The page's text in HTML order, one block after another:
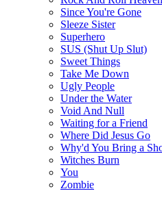
Since You're Gone
Sleeze Sister
Superhero
SUS (Shut Up Slut)
Sweet Things
Take Me Down
Ugly People
Under the Water
Void And Null
Waiting for a Friend
Where Did Jesus Go
Why'd You Bring a
Witches Burn
You
Zombie